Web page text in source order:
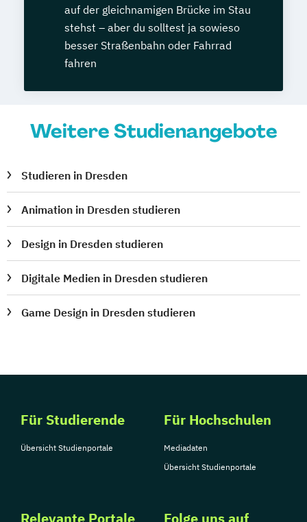
auf der gleichnamigen Brücke im Stau
stehst – aber du solltest ja sowieso
besser Straßenbahn oder Fahrrad
fahren
Weitere Studienangebote
Studieren in Dresden
Animation in Dresden studieren
Design in Dresden studieren
Digitale Medien in Dresden studieren
Game Design in Dresden studieren
Für Studierende
Übersicht Studienportale
Für Hochschulen
Mediadaten
Übersicht Studienportale